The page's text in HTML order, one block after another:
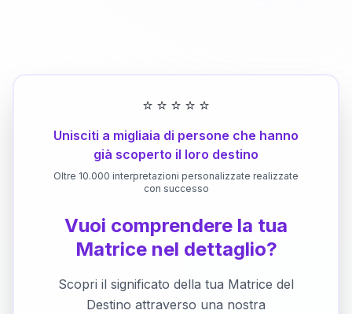
⭐ ⭐ ⭐ ⭐ ⭐
Unisciti a migliaia di persone che hanno
già scoperto il loro destino
Oltre 10.000 interpretazioni personalizzate realizzate
con successo
Vuoi comprendere la tua
Matrice nel dettaglio?
Scopri il significato della tua Matrice del
Destino attraverso una nostra